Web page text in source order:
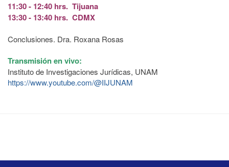
11:30 - 12:40 hrs. Tijuana
13:30 - 13:40 hrs. CDMX
Conclusiones. Dra. Roxana Rosas
Transmisión en vivo:
Instituto de Investigaciones Jurídicas, UNAM
https://www.youtube.com/@IIJUNAM